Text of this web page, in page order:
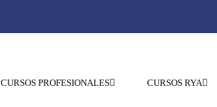
CURSOS PROFESIONALES CURSOS RYA